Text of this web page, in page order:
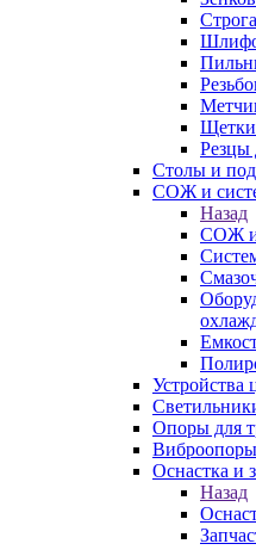
Щетки
Резцы
Столы и
СОЖ и
Назад
СОЖ и
Опоры для
Виброопоры
Оснастка и
Назад